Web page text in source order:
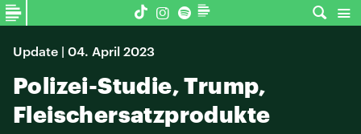
Update | 04. April 2023
Polizei-Studie, Trump,
Fleischersatzprodukte